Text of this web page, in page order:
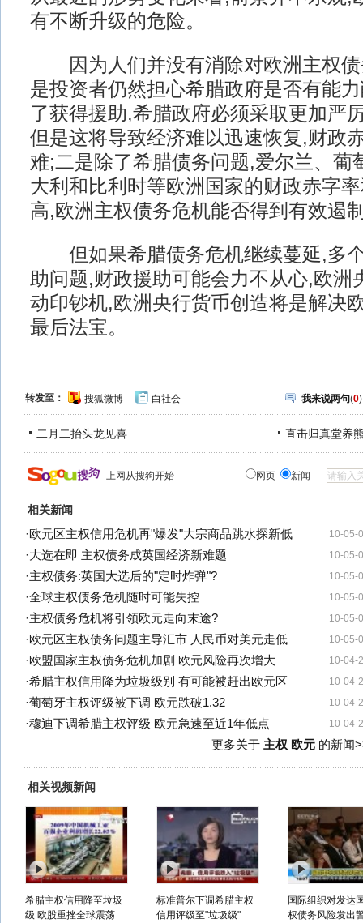
有不断升级的危险。
因为人们并没有消除对欧洲主权债
是投资者仍然担心希腊政府是否有能
了获得援助,希腊政府必须采取更加严
但是这将导致经济难以迅速恢复,财政
难;二是除了希腊债务问题,爱尔兰、葡
大利和比利时等欧洲国家的财政赤字
高,欧洲主权债务危机能否得到有效遏
但如果希腊债务危机继续蔓延,多
助问题,财政援助可能会力不从心,欧洲
动印钞机,欧洲央行货币创造将是解决
最后法宝。
转发至： 搜狐微博 白社会 我来说两句(0)
二月二抬头龙见喜 直击归真堂养
上网从搜狗开始 网页 新闻
相关新闻
10-05-
·欧元区主权信用危机再"爆发"大宗商品跳水探新低
10-05-
·大选在即 主权债务成英国经济新难题
10-05-
·主权债务:英国大选后的"定时炸弹"?
10-05-
·全球主权债务危机随时可能失控
10-05-
·主权债务危机将引领欧元走向末途?
10-05-
·欧元区主权债务问题主导汇市 人民币对美元走低
10-04-
·欧盟国家主权债务危机加剧 欧元风险再次增大
10-04-
·希腊主权信用降为垃圾级别 有可能被赶出欧元区
10-04-
·葡萄牙主权评级被下调 欧元跌破1.32
10-04-
·穆迪下调希腊主权评级 欧元急速至近1年低点
更多关于 主权 欧元的新闻
相关视频新闻
希腊主权信用降至垃圾
级 欧股重挫全球震荡
标准普尔下调希腊主权
信用评级至"垃圾级"
国际组织对发达
权债务风险发出